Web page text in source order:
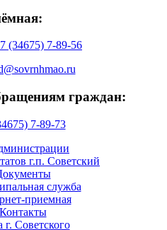
(34675) 7-89-56
граждан:
7-89-73
г.п. Советский
служба
приемная
Контакты
г. Советского